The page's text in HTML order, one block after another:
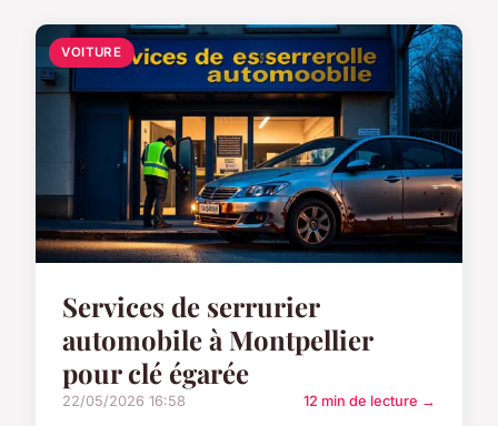
VOITURE
Services de serrurier
automobile à Montpellier
pour clé égarée
22/05/2026 16:58 12 min de lecture →